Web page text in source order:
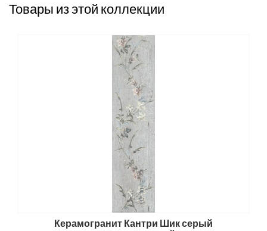
Товары из этой коллекции
Керамогранит Кантри Шик серый